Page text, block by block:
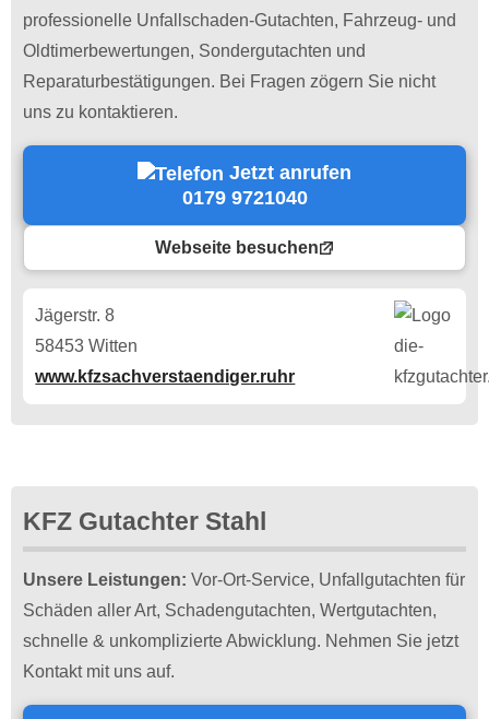
professionelle Unfallschaden-Gutachten, Fahrzeug- und
Oldtimerbewertungen, Sondergutachten und
Reparaturbestätigungen. Bei Fragen zögern Sie nicht
uns zu kontaktieren.
Jetzt anrufen
0179 9721040
Webseite besuchen
Jägerstr. 8
58453 Witten
www.kfzsachverstaendiger.ruhr
KFZ Gutachter Stahl
Unsere Leistungen: Vor-Ort-Service, Unfallgutachten für
Schäden aller Art, Schadengutachten, Wertgutachten,
schnelle & unkomplizierte Abwicklung. Nehmen Sie jetzt
Kontakt mit uns auf.